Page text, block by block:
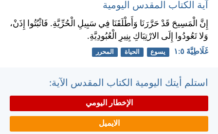
آية الكتاب المقدس اليومية
إِنَّ الْمَسِيحَ قَدْ حَرَّرَنَا وَأَطْلَقَنَا فِي سَبِيلِ الْحُرِّيَّةِ. فَاثْبُتُوا إِذَنْ،
وَلا تَعُودُوا إِلَى الارْتِبَاكِ بِنِيرِ الْعُبُودِيَّةِ.
غَلَاطِيَّةَ ٥:‏١ يسوع الحياة المحرر
استلم أيتك اليومية الكتاب المقدس الآية:
الإخطار اليومي
الايميل